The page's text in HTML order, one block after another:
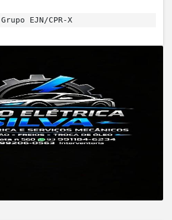
Grupo EJN/CPR-X